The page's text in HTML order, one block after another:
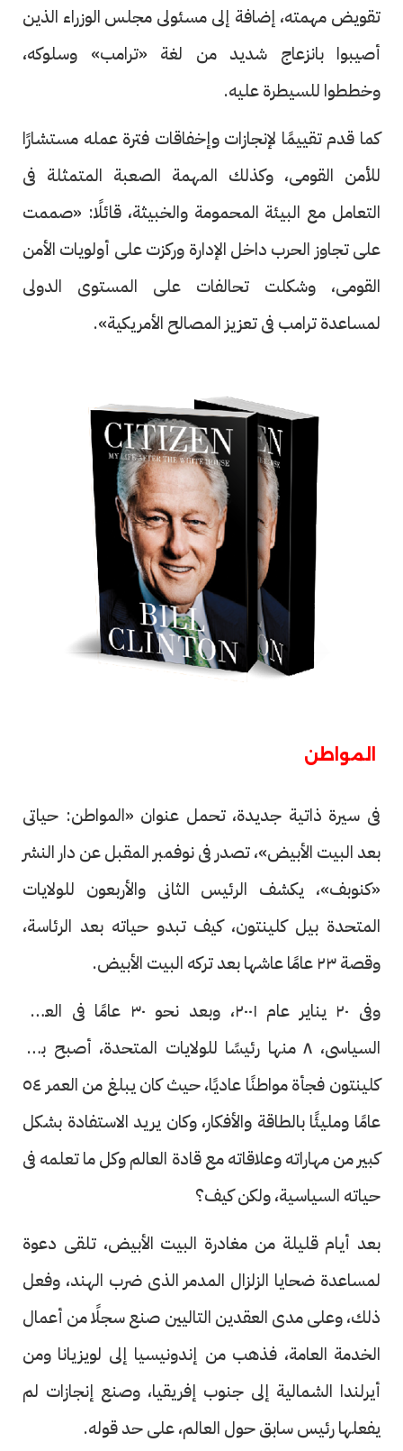
تقويض مهمته، إضافة إلى مسئولى مجلس الوزراء الذين
أصيبوا بانزعاج شديد من لغة «ترامب» وسلوكه،
وخططوا للسيطرة عليه.
كما قدم تقييمًا لإنجازات وإخفاقات فترة عمله مستشارًا
للأمن القومى، وكذلك المهمة الصعبة المتمثلة فى
التعامل مع البيئة المحمومة والخبيثة، قائلًا: «صممت
على تجاوز الحرب داخل الإدارة وركزت على أولويات الأمن
القومى، وشكلت تحالفات على المستوى الدولى
لمساعدة ترامب فى تعزيز المصالح الأمريكية».
المواطن
فى سيرة ذاتية جديدة، تحمل عنوان «المواطن: حياتى
بعد البيت الأبيض»، تصدر فى نوفمبر المقبل عن دار النشر
«كنوبف»، يكشف الرئيس الثانى والأربعون للولايات
المتحدة بيل كلينتون، كيف تبدو حياته بعد الرئاسة،
وقصة ٢٣ عامًا عاشها بعد تركه البيت الأبيض.
وفى ٢٠ يناير عام ٢٠٠١، وبعد نحو ٣٠ عامًا فى العمل
السياسى، ٨ منها رئيسًا للولايات المتحدة، أصبح بيل
كلينتون فجأة مواطنًا عاديًا، حيث كان يبلغ من العمر ٥٤
عامًا ومليئًا بالطاقة والأفكار، وكان يريد الاستفادة بشكل
كبير من مهاراته وعلاقاته مع قادة العالم وكل ما تعلمه فى
حياته السياسية، ولكن كيف؟
بعد أيام قليلة من مغادرة البيت الأبيض، تلقى دعوة
لمساعدة ضحايا الزلزال المدمر الذى ضرب الهند، وفعل
ذلك، وعلى مدى العقدين التاليين صنع سجلًا من أعمال
الخدمة العامة، فذهب من إندونيسيا إلى لويزيانا ومن
أيرلندا الشمالية إلى جنوب إفريقيا، وصنع إنجازات لم
يفعلها رئيس سابق حول العالم، على حد قوله.